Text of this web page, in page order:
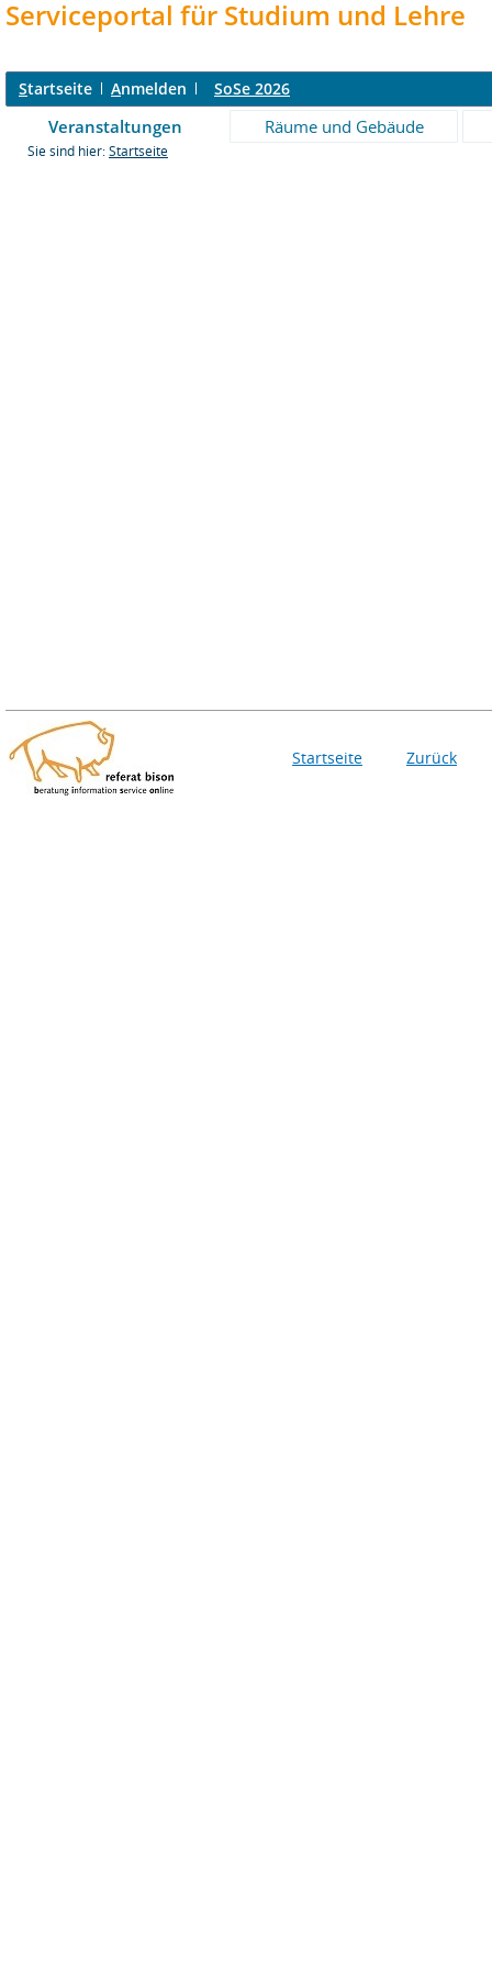
Serviceportal für Studium und Lehre
Startseite Anmelden SoSe 2026
Veranstaltungen Räume und Gebäude
Sie sind hier: Startseite
Startseite Zurück